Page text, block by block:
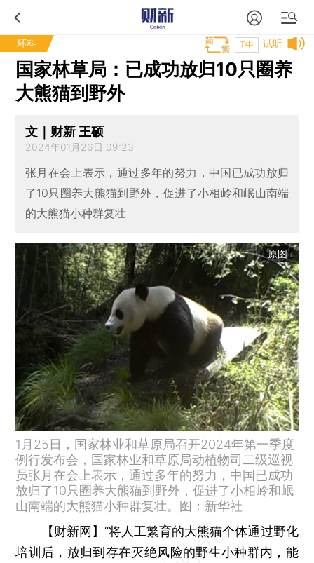
环科 试听
T中
国家林草局：已成功放归10只圈养
大熊猫到野外
文｜财新 王硕
2024年01月26日 09:23
张月在会上表示，通过多年的努力，中国已成功放归
了10只圈养大熊猫到野外，促进了小相岭和岷山南端
的大熊猫小种群复壮
原图
1月25日，国家林业和草原局召开2024年第一季度
例行发布会，国家林业和草原局动植物司二级巡视
员张月在会上表示，通过多年的努力，中国已成功
放归了10只圈养大熊猫到野外，促进了小相岭和岷
山南端的大熊猫小种群复壮。图：新华社
【财新网】 “将人工繁育的大熊猫个体通过野化
培训后，放归到存在灭绝风险的野生小种群内，能